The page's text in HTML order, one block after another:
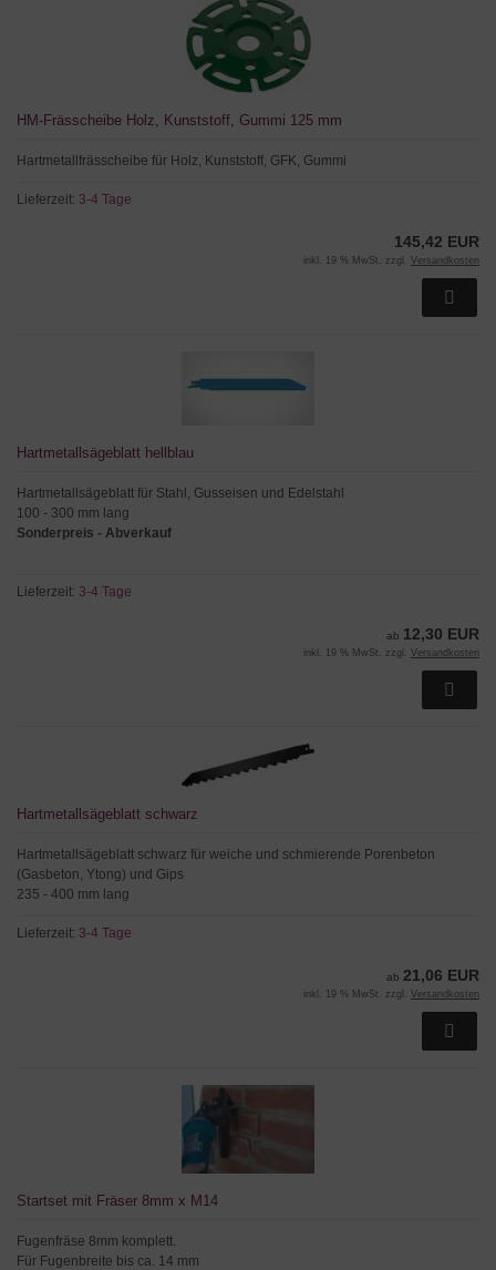
HM-Frässcheibe Holz, Kunststoff, Gummi 125 mm
Hartmetallfrässcheibe für Holz, Kunststoff, GFK, Gummi
Lieferzeit: 3-4 Tage
145,42 EUR
inkl. 19 % MwSt. zzgl. Versandkosten
Hartmetallsägeblatt hellblau
Hartmetallsägeblatt für Stahl, Gusseisen und Edelstahl
100 - 300 mm lang
Sonderpreis - Abverkauf
Lieferzeit: 3-4 Tage
ab 12,30 EUR
inkl. 19 % MwSt. zzgl. Versandkosten
Hartmetallsägeblatt schwarz
Hartmetallsägeblatt schwarz für weiche und schmierende Porenbeton
(Gasbeton, Ytong) und Gips
235 - 400 mm lang
Lieferzeit: 3-4 Tage
ab 21,06 EUR
inkl. 19 % MwSt. zzgl. Versandkosten
Startset mit Fräser 8mm x M14
Fugenfräse 8mm komplett.
Für Fugenbreite bis ca. 14 mm